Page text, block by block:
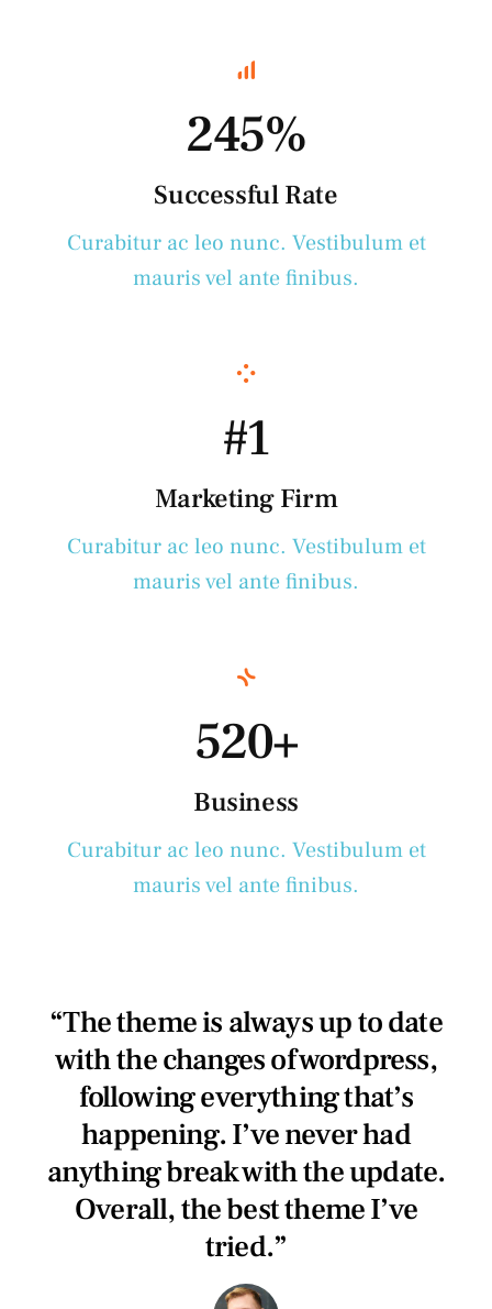
245%
Successful Rate
Curabitur ac leo nunc. Vestibulum et
mauris vel ante finibus.
#1
Marketing Firm
Curabitur ac leo nunc. Vestibulum et
mauris vel ante finibus.
520+
Business
Curabitur ac leo nunc. Vestibulum et
mauris vel ante finibus.
“The theme is always up to date
with the changes of wordpress,
following everything that’s
happening. I’ve never had
anything break with the update.
Overall, the best theme I’ve
tried.”